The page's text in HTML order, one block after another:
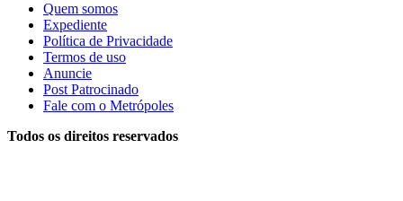
Quem somos
Expediente
Política de Privacidade
Termos de uso
Anuncie
Post Patrocinado
Fale com o Metrópoles
Todos os direitos reservados